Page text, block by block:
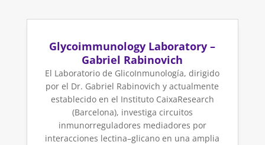
Glycoimmunology Laboratory –
Gabriel Rabinovich
El Laboratorio de GlicoInmunología, dirigido
por el Dr. Gabriel Rabinovich y actualmente
establecido en el Instituto CaixaResearch
(Barcelona), investiga circuitos
inmunorreguladores mediadores por
interacciones lectina–glicano en una amplia